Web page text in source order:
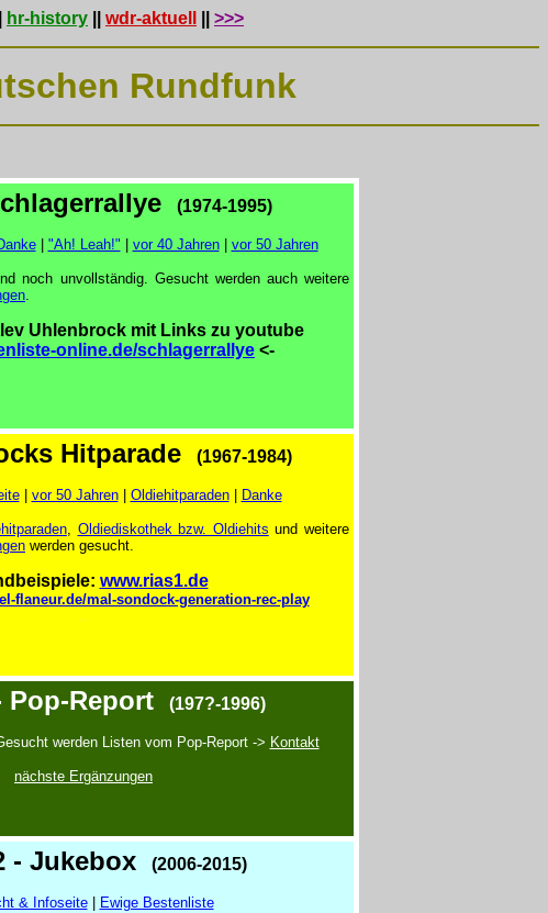
hr-history wdr-aktuell >>>
Rundfunk
(1974-1995)
| "Ah! Leah!" vor 40 Jahren| vor 50 Jahren
noch unvollständig. Gesucht werden auch weitere
.
Uhlenbrock mit Links zu youtube
online.de/schlagerrallye <-
Hitparade (1967-1984)
| vor 50 Jahren| Oldiehitparaden| Danke
, Oldiediskothek bzw. Oldiehits und weitere
werden gesucht.
www.rias1.de
flaneur.de/mal-sondock-generation-rec-play
.
Pop-Report (197?-1996)
werden Listen vom Pop-Report -> Kontakt
nächste Ergänzungen
.
- Jukebox (2006-2015)
& Infoseite|
Ewige Bestenliste